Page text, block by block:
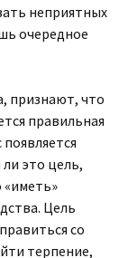
неприятных
очередное
признают, что
правильная
это цель,
«иметь»
Цель
со
терпение,